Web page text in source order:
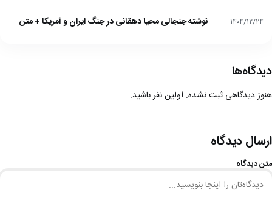
۱۴۰۴/۱۲/۲۴ نوشته جنجالی محیا دهقانی در جنگ ایران و آمریکا + متن
دیدگاه‌ها
هنوز دیدگاهی ثبت نشده. اولین نفر باشید.
ارسال دیدگاه
متن دیدگاه